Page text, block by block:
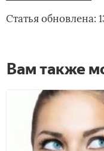
Статья обновлена:
Вам также